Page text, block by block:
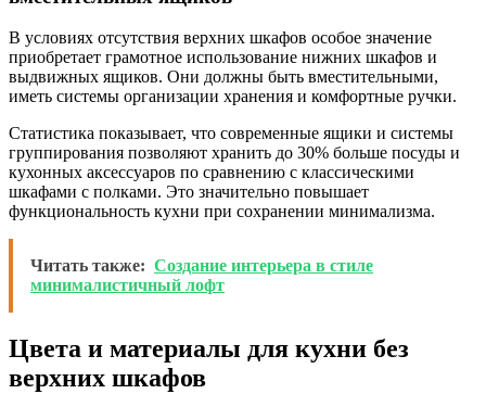
В условиях отсутствия верхних шкафов особое значение
приобретает грамотное использование нижних шкафов и
выдвижных ящиков. Они должны быть вместительными,
иметь системы организации хранения и комфортные ручки.
Статистика показывает, что современные ящики и системы
группирования позволяют хранить до 30% больше посуды и
кухонных аксессуаров по сравнению с классическими
шкафами с полками. Это значительно повышает
функциональность кухни при сохранении минимализма.
Читать также: Создание интерьера в стиле
минималистичный лофт
Цвета и материалы для кухни без
верхних шкафов